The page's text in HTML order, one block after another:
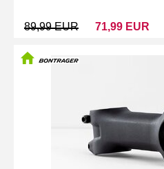
89,99 EUR 71,99 EUR